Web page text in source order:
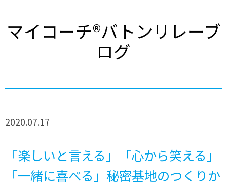
マイコーチ®バトンリレーブ
ログ
2020.07.17
「楽しいと言える」「心から笑える」
「一緒に喜べる」秘密基地のつくりか